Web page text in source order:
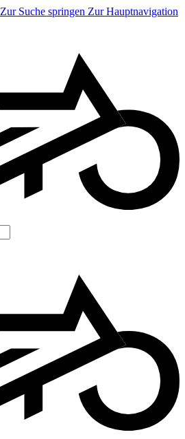
Zur Suche springen Zur Hauptnavigation